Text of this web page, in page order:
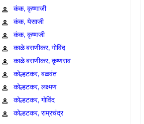
कंक, कृष्णाजी
कंक, येसाजी
कंक, कृष्णजी
काळे बसणीकर, गोविंद
काळे बसणीकर, कृष्णराव
कोल्हटकर, बळवंत
कोल्हटकर, लक्ष्मण
कोल्हटकर, गोविंद
कोल्हटकर, राम्रचंद्र